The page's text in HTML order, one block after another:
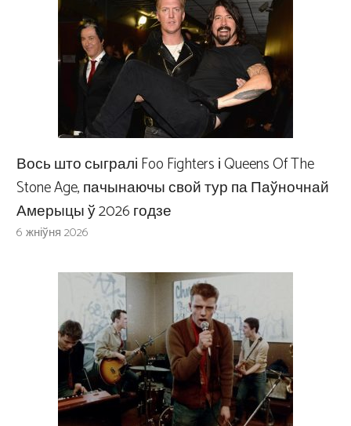
Вось што сыгралі Foo Fighters і Queens Of The
Stone Age, пачынаючы свой тур па Паўночнай
Амерыцы ў 2026 годзе
6 жніўня 2026